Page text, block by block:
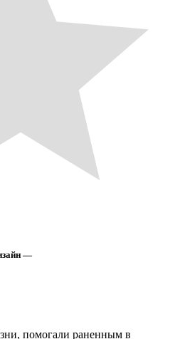
—
помогали раненным в